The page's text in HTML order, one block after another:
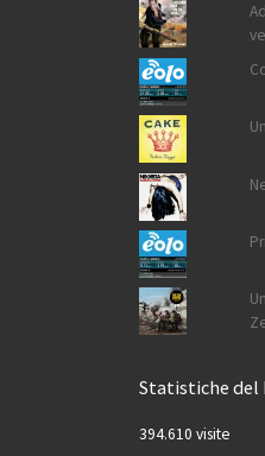
Statistiche del
394.610 visite